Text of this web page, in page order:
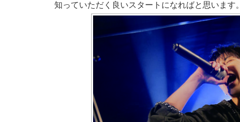
知っていただく良いスタートになればと思います。